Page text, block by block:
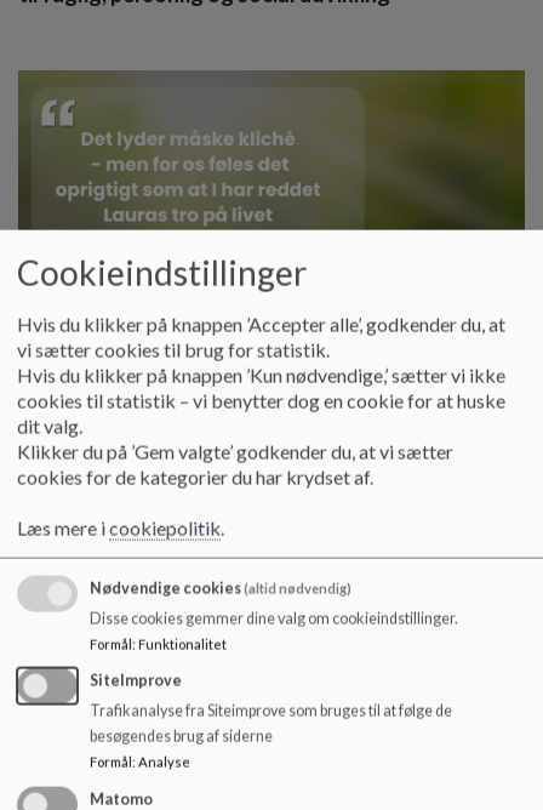
Højmarkskolen er Silkeborg Kommunes udskolingstilbud for
unge med særlige behov.
Cookieindstillinger
Hvis du klikker på knappen ’Accepter alle’, godkender du, at
vi sætter cookies til brug for statistik.
Hvis du klikker på knappen ’Kun nødvendige,’ sætter vi ikke
cookies til statistik – vi benytter dog en cookie for at huske
dit valg.
Klikker du på ’Gem valgte’ godkender du, at vi sætter
cookies for de kategorier du har krydset af.
Læs mere icookiepolitik.
Nødvendige cookies(altid nødvendig)
Disse cookies gemmer dine valg om cookieindstillinger.
Formål: Funktionalitet
SiteImprove
Trafikanalyse fra Siteimprove som bruges til at følge de
besøgendes brug af siderne
Formål : Analyse
Matomo